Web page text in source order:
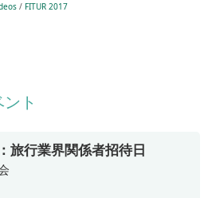
/ FITUR 2017
ト
旅行業界関係者招待日